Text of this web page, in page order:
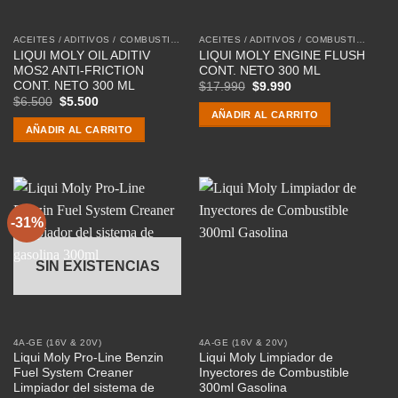
LIQUI MOLY OIL ADITIV
MOS2 ANTI-FRICTION
CONT. NETO 300 ML
$6.500 El
original
era:
$5.500El
actual
es:
AÑADIR AL CARRITO
LIQUI MOLY ENGINE FLUSH
CONT. NETO 300 ML
$17.990 El
original
era:
$9.990El
actual
es:
AÑADIR AL CARRITO
-31%
SIN EXISTENCIAS
4A-GE (16V & 20V)
Liqui Moly Pro-Line Benzin
Fuel System Creaner
Limpiador del sistema de
4A-GE (16V & 20V)
Liqui Moly Limpiador de
Inyectores de Combustible
300ml Gasolina